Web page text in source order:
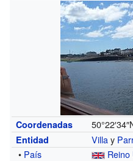
Coordenadas
Entidad Villay
• País Reino